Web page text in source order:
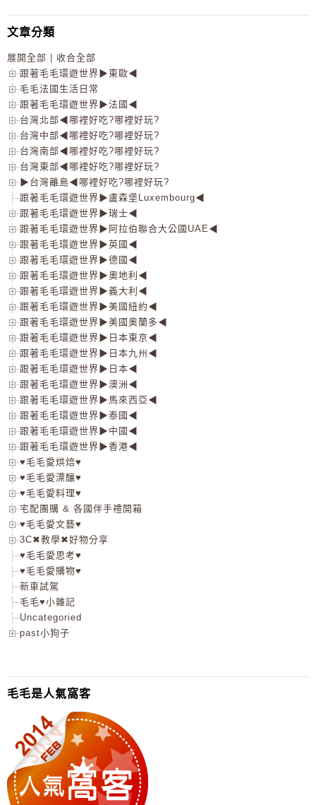
文章分類
展開全部
收合全部
跟著毛毛環遊世界▶東歐◀
毛毛法國生活日常
跟著毛毛環遊世界▶法國◀
台灣北部◀哪裡好吃?哪裡好玩?
台灣中部◀哪裡好吃?哪裡好玩?
台灣南部◀哪裡好吃?哪裡好玩?
台灣東部◀哪裡好吃?哪裡好玩?
▶台灣離島◀哪裡好吃?哪裡好玩?
跟著毛毛環遊世界▶盧森堡Luxembourg◀
跟著毛毛環遊世界▶瑞士◀
跟著毛毛環遊世界▶阿拉伯聯合大公國UAE◀
跟著毛毛環遊世界▶英國◀
跟著毛毛環遊世界▶德國◀
跟著毛毛環遊世界▶奧地利◀
跟著毛毛環遊世界▶義大利◀
跟著毛毛環遊世界▶美國紐約◀
跟著毛毛環遊世界▶美國奧蘭多◀
跟著毛毛環遊世界▶日本東京◀
跟著毛毛環遊世界▶日本九州◀
跟著毛毛環遊世界▶日本◀
跟著毛毛環遊世界▶澳洲◀
跟著毛毛環遊世界▶馬來西亞◀
跟著毛毛環遊世界▶泰國◀
跟著毛毛環遊世界▶中國◀
跟著毛毛環遊世界▶香港◀
♥毛毛愛烘焙♥
♥毛毛愛漂釀♥
♥毛毛愛料理♥
宅配團購 & 各國伴手禮開箱
♥毛毛愛文藝♥
3C✖教學✖好物分享
♥毛毛愛思考♥
♥毛毛愛購物♥
新車試駕
毛毛♥小雜記
Uncategoried
past小狗子
毛毛是人氣窩客